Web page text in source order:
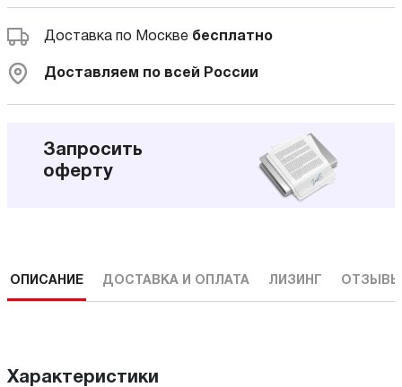
Доставка по Москве бесплатно
Доставляем по всей России
Запросить
оферту
ОПИСАНИЕ ДОСТАВКА И ОПЛАТА ЛИЗИНГ
Характеристики